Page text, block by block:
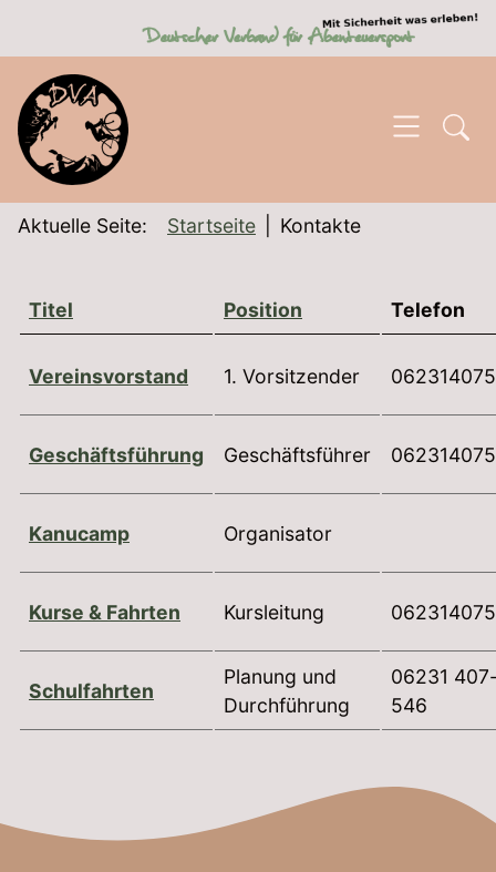
SKIP TO MAIN CONTENT
Aktuelle Seite: Startseite Kontakte
Titel Position Telefon
Vereinsvorstand 1. Vorsitzender
Geschäftsführung Geschäftsführer
Kanucamp Organisator
Kurse & Fahrten Kursleitung
Schulfahrten
Planung und
Durchführung
06231
546